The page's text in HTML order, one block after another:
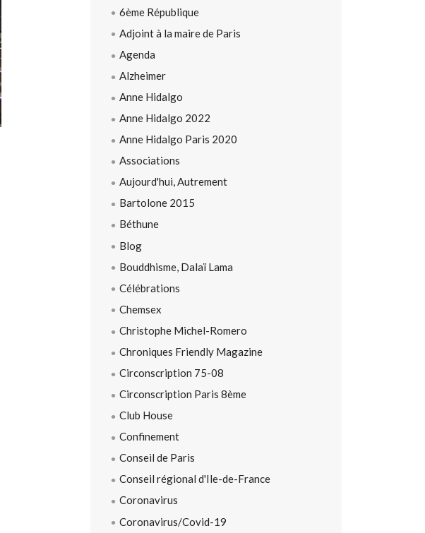
6ème République
Adjoint à la maire de Paris
Agenda
Alzheimer
Anne Hidalgo
Anne Hidalgo 2022
Anne Hidalgo Paris 2020
Associations
Aujourd'hui, Autrement
Bartolone 2015
Béthune
Blog
Bouddhisme, Dalaï Lama
Célébrations
Chemsex
Christophe Michel-Romero
Chroniques Friendly Magazine
Circonscription 75-08
Circonscription Paris 8ème
Club House
Confinement
Conseil de Paris
Conseil régional d'Ile-de-France
Coronavirus
Coronavirus/Covid-19